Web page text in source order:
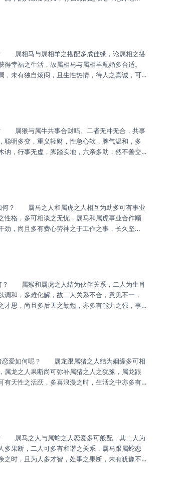
，较为稳定，待人真诚，不足之处是稍微固执
幸福之生活，故属相马与属相羊配婚多合适。
未有独自烦闷，且生性热情，待人之真诚，可
良之人，少有怒火，却可多有忍让之心，尚
明多变，重义轻财，性急心软，脾气温和，多
，行事无虚，脚踏实地，六亲多助，然不善交
活多变，行事玲珑，可主外，属牛之人为人
格，多可相谈之无忧，属马和属虎事业合作顺
，尚且多有费心劳神之于工作之事，长久坚
为人之豪爽，待人处事多有宽容之心，不喜
和，多难化解，故二人关系不合，意见不一，
思，尚且多后天之勤勉，亦多有能力之强，事
出错之时。 属虎之人其人多为人之热情，热
龙之人果断尚可弥补属猪之人之犹豫，属龙跟
天性之活跃，多喜浪漫之时，生活之中亦多有
。 属猪之人地支属水，水主智，其人多有平
果断，二人可多有和谐之关系，属马跟属蛇恋
时，且为人多才智，处事之果断，未有犹豫不
人多有被动，然其多有勤勤恳恳之心，工作